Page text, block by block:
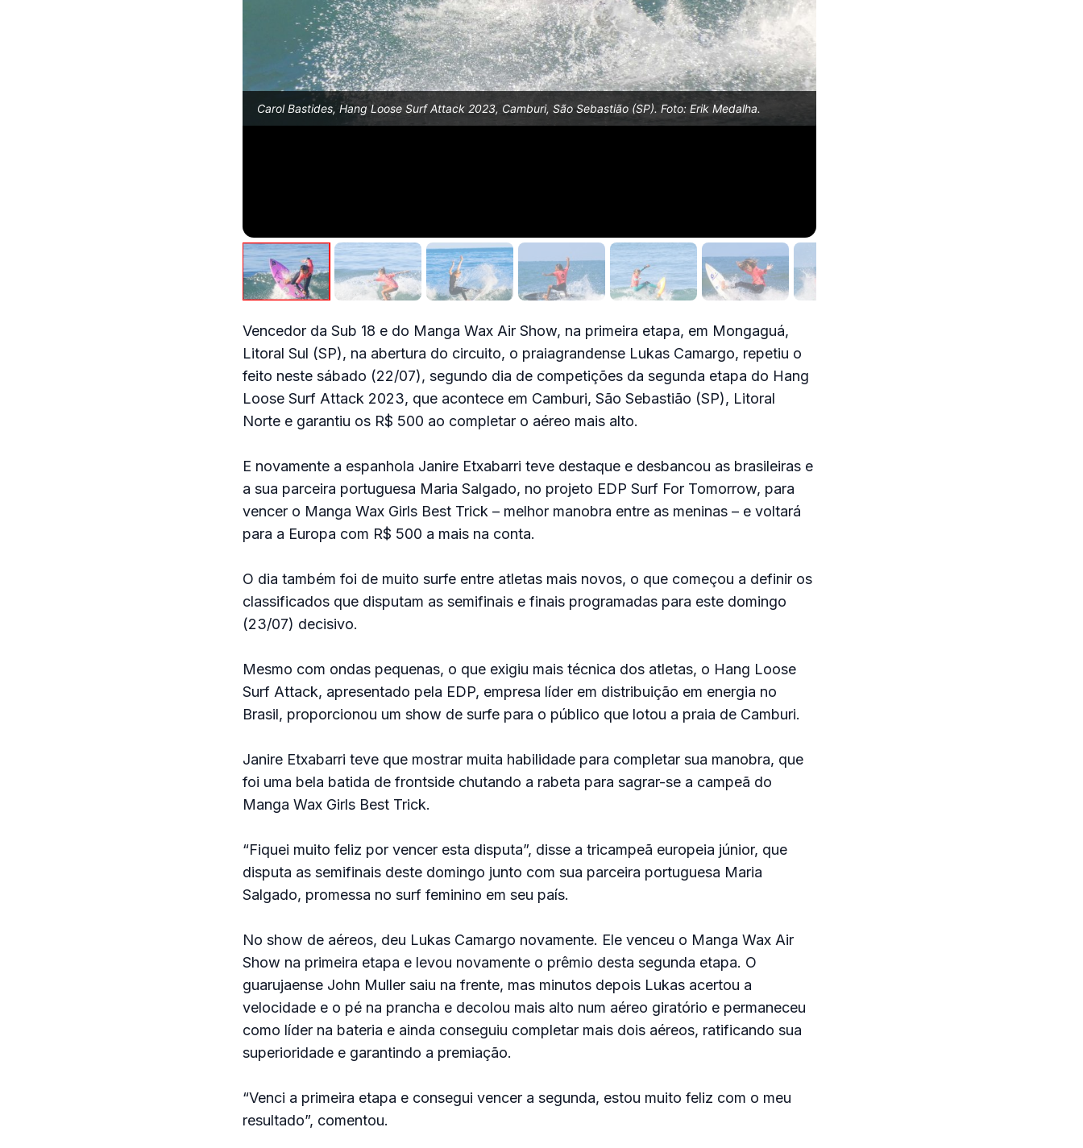
Carol Bastides, Hang Loose Surf Attack 2023, Camburi, São Sebastião (SP). Foto: Erik Medalha.
Vencedor da Sub 18 e do Manga Wax Air Show, na primeira etapa, em Mongaguá,
Litoral Sul (SP), na abertura do circuito, o praiagrandense Lukas Camargo, repetiu o
feito neste sábado (22/07), segundo dia de competições da segunda etapa do Hang
Loose Surf Attack 2023, que acontece em Camburi, São Sebastião (SP), Litoral
Norte e garantiu os R$ 500 ao completar o aéreo mais alto.
E novamente a espanhola Janire Etxabarri teve destaque e desbancou as brasileiras e
a sua parceira portuguesa Maria Salgado, no projeto EDP Surf For Tomorrow, para
vencer o Manga Wax Girls Best Trick – melhor manobra entre as meninas – e voltará
para a Europa com R$ 500 a mais na conta.
O dia também foi de muito surfe entre atletas mais novos, o que começou a definir os
classificados que disputam as semifinais e finais programadas para este domingo
(23/07) decisivo.
Mesmo com ondas pequenas, o que exigiu mais técnica dos atletas, o Hang Loose
Surf Attack, apresentado pela EDP, empresa líder em distribuição em energia no
Brasil, proporcionou um show de surfe para o público que lotou a praia de Camburi.
Janire Etxabarri teve que mostrar muita habilidade para completar sua manobra, que
foi uma bela batida de frontside chutando a rabeta para sagrar-se a campeã do
Manga Wax Girls Best Trick.
“Fiquei muito feliz por vencer esta disputa”, disse a tricampeã europeia júnior, que
disputa as semifinais deste domingo junto com sua parceira portuguesa Maria
Salgado, promessa no surf feminino em seu país.
No show de aéreos, deu Lukas Camargo novamente. Ele venceu o Manga Wax Air
Show na primeira etapa e levou novamente o prêmio desta segunda etapa. O
guarujaense John Muller saiu na frente, mas minutos depois Lukas acertou a
velocidade e o pé na prancha e decolou mais alto num aéreo giratório e permaneceu
como líder na bateria e ainda conseguiu completar mais dois aéreos, ratificando sua
superioridade e garantindo a premiação.
“Venci a primeira etapa e consegui vencer a segunda, estou muito feliz com o meu
resultado”, comentou.